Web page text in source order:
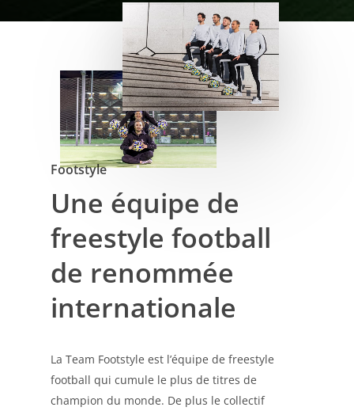
Footstyle
Une équipe de
freestyle football
de renommée
internationale
La Team Footstyle est l’équipe de freestyle
football qui cumule le plus de titres de
champion du monde. De plus le collectif